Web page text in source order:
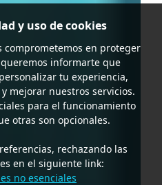
y uso de cookies
comprometemos en proteger
informarte que
tu experiencia,
mejorar nuestros servicios.
para el funcionamiento
otras son opcionales.
rechazando las
en el siguiente link:
no esenciales